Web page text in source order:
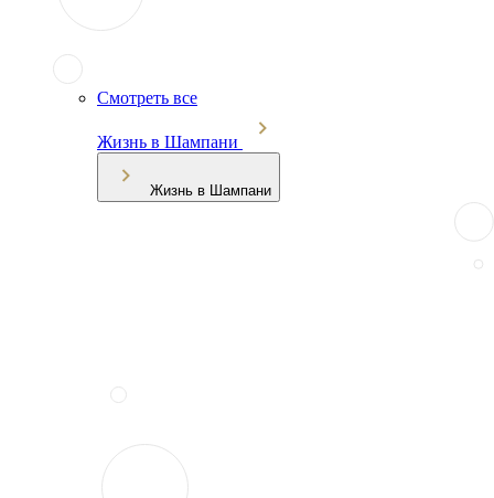
Смотреть все
Жизнь в Шампани
Жизнь в Шампани